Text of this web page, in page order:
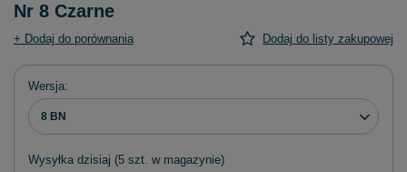
Nr 8 Czarne
+ Dodaj do porównania Dodaj do listy zakupowej
Wersja
8 BN
Wysyłka dzisiaj (5 szt. w magazynie)